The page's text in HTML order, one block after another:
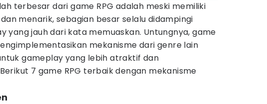
terbesar dari game RPG adalah meski memiliki
menarik, sebagian besar selalu didampingi
yang jauh dari kata memuaskan. Untungnya, game
mekanisme dari genre lain
gameplay yang lebih atraktif dan
7 game RPG terbaik dengan mekanisme